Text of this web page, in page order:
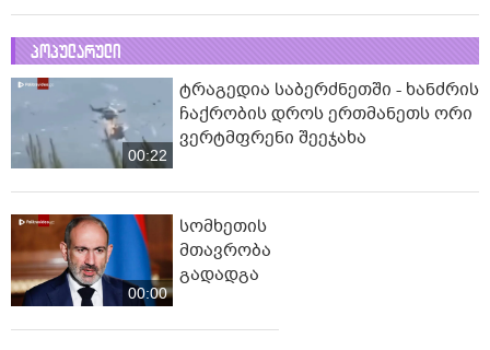
პოპულარული
00:22
ტრაგედია საბერძნეთში - ხანძრის
ჩაქრობის დროს ერთმანეთს ორი
ვერტმფრენი შეეჯახა
00:00
სომხეთის
მთავრობა
გადადგა